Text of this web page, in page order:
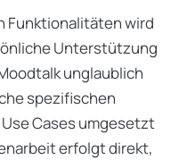
Funktionalitäten wird
Unterstützung
unglaublich
spezifischen
Cases umgesetzt
erfolgt direkt,